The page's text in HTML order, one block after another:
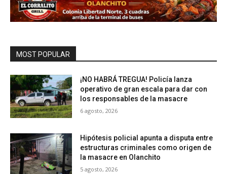
MOST POPULAR
¡NO HABRÁ TREGUA! Policía lanza
operativo de gran escala para dar con
los responsables de la masacre
6 agosto, 2026
Hipótesis policial apunta a disputa entre
estructuras criminales como origen de
la masacre en Olanchito
5 agosto, 2026